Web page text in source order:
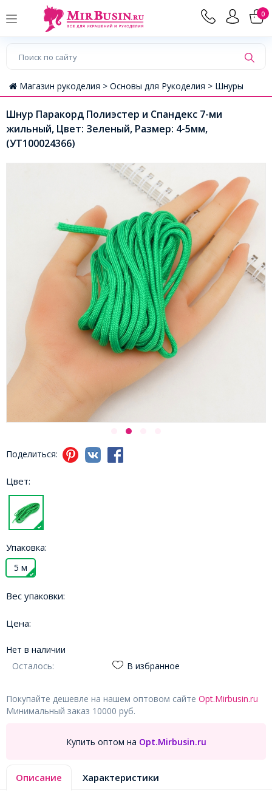
0
Магазин рукоделия > Основы для Рукоделия > Шнуры
Шнур Паракорд Полиэстер и Спандекс 7-ми
жильный, Цвет: Зеленый, Размер: 4-5мм,
(УТ100024366)
Поделиться:
Цвет:
Упаковка:
5 м
Вес упаковки:
Цена:
Нет в наличии
Осталось:
В избранное
Покупайте дешевле на нашем оптовом сайте Opt.Mirbusin.ru
Минимальный заказ 10000 руб.
Купить оптом на Opt.Mirbusin.ru
Описание Характеристики